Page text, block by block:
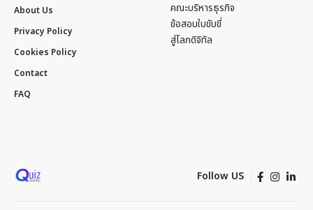
About Us
Privacy Policy
Cookies Policy
Contact
FAQ
คณะบริหารธุรกิจ
ข้อสอบใบขับขี่
สู่โลกดิจิทัล
Follow US